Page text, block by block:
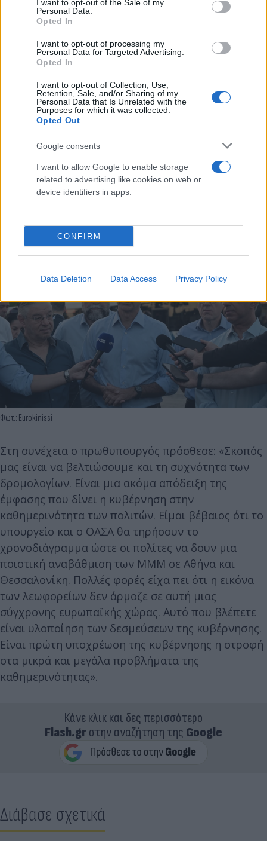
I want to opt-out of the Sale of my
Personal Data.
Opted In
I want to opt-out of processing my
Personal Data for Targeted Advertising.
Opted In
I want to opt-out of Collection, Use,
Retention, Sale, and/or Sharing of my
Personal Data that Is Unrelated with the
Purposes for which it was collected.
Opted Out
Google consents
I want to allow Google to enable storage
related to advertising like cookies on web or
device identifiers in apps.
CONFIRM
Data Deletion Data Access Privacy Policy
«Σήμερα κάνουμε ένα πρώτο πολύ σημαντικό βήμα
για να υλοποιήσουμε τη δέσμευσή μας για
καλύτερα και ποιοτικότερα λεωφορεία σε Αθήνα
και Θεσσαλονίκη. Στην Αθήνα και τη Θεσσαλονίκη
λεωφορεία. Ο στόχος είναι η αντικατάσταση του
στόλου των λεωφορείων με σύγχρονα φιλικά προς
το περιβάλλον, κλιματισμό και προσβασιμότητα
των ΑμεΑ. Τα λεωφορεία που βλέπετε να
κυκλοφορούν χρηματοδοτούνται από το Ταμείο
Ανάκαμψης και αυτό είναι μια ένδειξη των
προτεραιοτήτων» ήταν τα λόγια του
Φωτ.: Eurokinissi
Στη συνέχεια ο πρωθυπουργός πρόσθεσε: «Σκοπός
μας είναι να βελτιώσουμε και τη συχνότητα των
δρομολογίων. Είναι μια ακόμα απόδειξη της
έμφασης που δίνει η κυβέρνηση στην
καθημερινότητα των πολιτών. Είμαι βέβαιος ότι το
υπουργείο και ο ΟΑΣΑ θα τηρήσουν το
χρονοδιάγραμμα ώστε οι πολίτες να δουν μια
ποιοτική αναβάθμιση των ΜΜΜ σε Αθήνα και
Θεσσαλονίκη. Πολλές φορές είχα πει ότι η εικόνα
των λεωφορείων δεν άρμοζε σε αυτή μιας
σύγχρονης ευρωπαϊκής χώρας. Αυτό που βλέπετε
είναι υλοποίηση των δεσμεύσεων της κυβέρνησης.
Είναι πρώτη υποχρέωση της κυβέρνησης η στροφή
στα μικρά και μεγάλα προβλήματα της
καθημερινότητας».
Κάνε κλικ και δες περισσότερο
Flash.grστην αναζήτηση της Google
Διάβασε σχετικά